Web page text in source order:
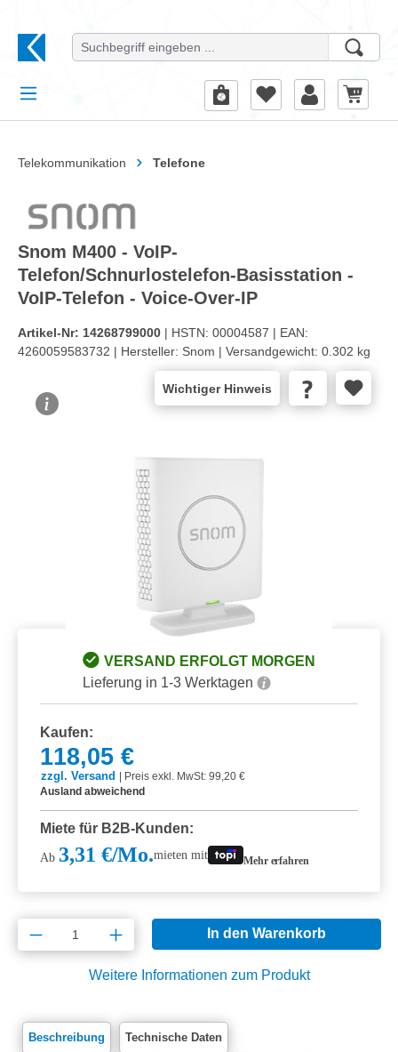
Telekommunikation Telefone
Snom M400 - VoIP-
Telefon/Schnurlostelefon-Basisstation -
VoIP-Telefon - Voice-Over-IP
Artikel-Nr: 14268799000 | HSTN: 00004587 | EAN:
4260059583732 | Hersteller: Snom | Versandgewicht: 0.302 kg
Wichtiger Hinweis
VERSAND ERFOLGT MORGEN
Lieferung in 1-3 Werktagen
Kaufen:
118,05 €
zzgl. Versand | Preis exkl. MwSt: 99,20 €
Ausland abweichend
Miete für B2B-Kunden:
Ab 3,31 €/Mo.mieten mit Mehr erfahren
Produkt Anzahl: Gib den gewünschten
In den Warenkorb
Weitere Informationen zum Produkt
Beschreibung Technische Daten